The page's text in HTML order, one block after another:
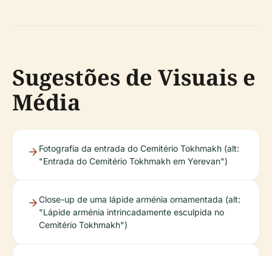
Sugestões de Visuais e
Média
Fotografia da entrada do Cemitério Tokhmakh (alt:
"Entrada do Cemitério Tokhmakh em Yerevan")
Close-up de uma lápide arménia ornamentada (alt:
"Lápide arménia intrincadamente esculpida no
Cemitério Tokhmakh")